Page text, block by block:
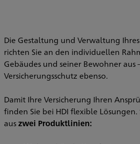
Die Gestaltung und Verwaltung
richten Sie an den individuellen
Gebäudes und seiner Bewohner aus
Versicherungsschutz ebenso.
Damit Ihre Versicherung Ihren
finden Sie bei HDI flexible
auszwei Produktlinien: